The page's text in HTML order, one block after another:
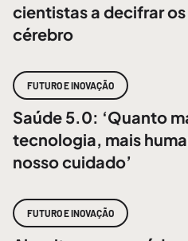
cientistas a decifrar
cérebro
FUTURO E INOVAÇÃO
Saúde 5.0: ‘Quanto
tecnologia, mais
nosso cuidado’
FUTURO E INOVAÇÃO